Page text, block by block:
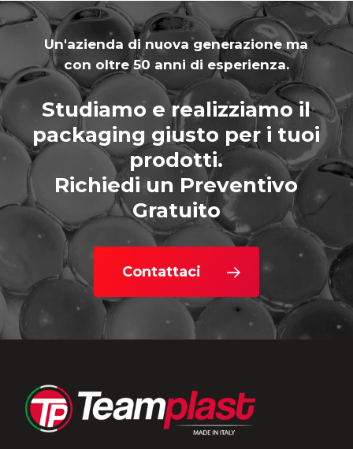
Un'azienda di nuova generazione ma
con oltre 50 anni di esperienza.
Studiamo e realizziamo il
packaging giusto per i tuoi
prodotti.
Richiedi un Preventivo
Gratuito
Contattaci